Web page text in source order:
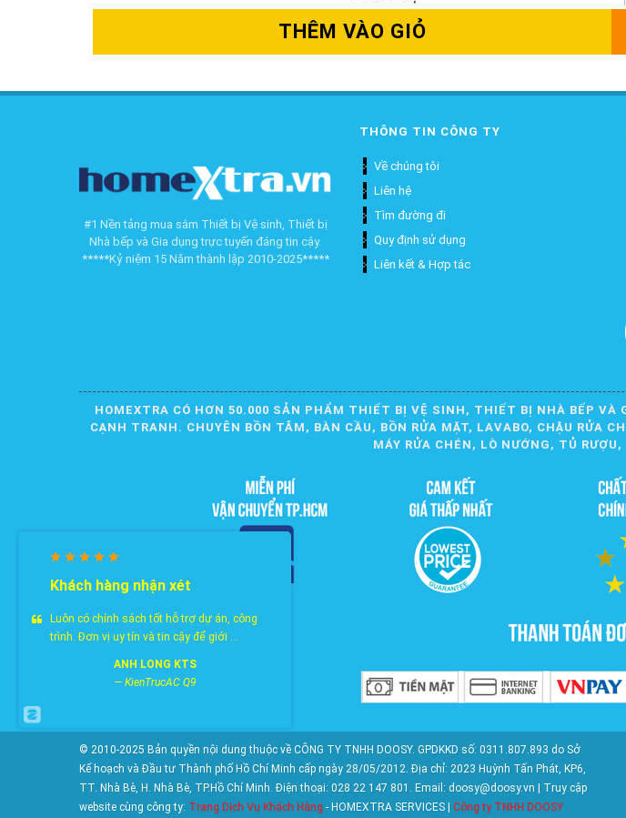
THÊM VÀO GIỎ
#1 Nền tảng mua sắm Thiết bị Vệ sinh, Thiết bị
Nhà bếp và Gia dụng trực tuyến đáng tin cậy.
*****Kỷ niệm 15 Năm thành lập 2010-2025*****
THÔNG TIN CÔNG TY
Về chúng tôi
Liên hệ
Tìm đường đi
Quy định sử dụng
Liên kết & Hợp tác
HOMEXTRA CÓ HƠN 50.000 SẢN PHẨM THIẾT BỊ VỆ SINH, THIẾT BỊ NHÀ BẾP
CẠNH TRANH. CHUYÊN BỒN TẮM, BÀN CẦU, BỒN RỬA MẶT, LAVABO, CHẬU RỬA
MÁY RỬA CHÉN, LÒ NƯỚNG, TỦ
© 2010-2025 Bản quyền nội dung thuộc về CÔNG TY TNHH DOOSY. GPDKKD số: 0311.807.893 do Sở
Kế hoạch và Đầu tư Thành phố Hồ Chí Minh cấp ngày 28/05/2012. Địa chỉ: 2023 Huỳnh Tấn Phát, KP6,
TT. Nhà Bè, H. Nhà Bè, TP.Hồ Chí Minh. Điện thoại: 028 22 147 801. Email: doosy@doosy.vn | Truy cập
website cùng công ty: Trang Dịch Vụ Khách Hàng - HOMEXTRA SERVICES | Công ty TNHH DOOSY
Khách hàng nhận xét
Luôn có chính sách tốt hỗ trợ dự án, công
trình. Đơn vị uy tín và tin cậy để giới ...
ANH LONG KTS
— KienTrucAC Q9